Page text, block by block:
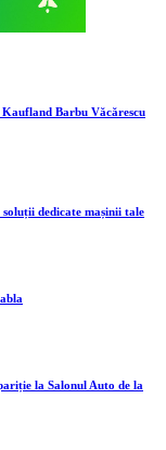
Barbu Văcărescu
dedicate mașinii tale
la Salonul Auto de la